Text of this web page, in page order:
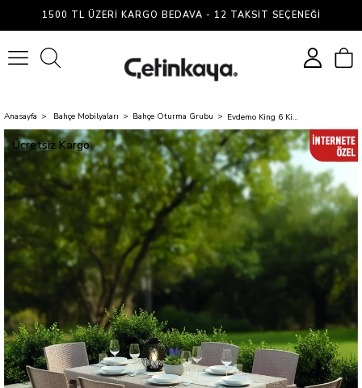
1500 TL ÜZERI KARGO BEDAVA - 12 TAKSIT SEÇENEĞI
Anasayfa Bahçe Mobilyaları Bahçe Oturma Grubu Evdemo King 6 Kişilik Rattan Masa Sandalye Takımı Cappuccino
Ücretsiz Kargo